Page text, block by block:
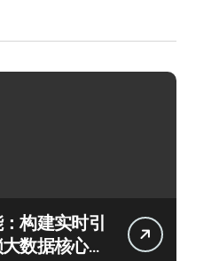
构建实时引
数据核心价